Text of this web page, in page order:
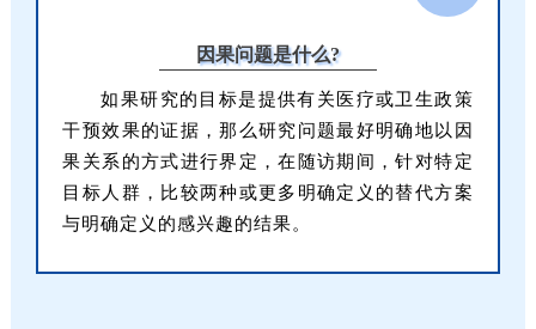
因果问题是什么?
如果研究的目标是提供有关医疗或卫生政策
干预效果的证据，那么研究问题最好明确地以因
果关系的方式进行界定，在随访期间，针对特定
目标人群，比较两种或更多明确定义的替代方案
与明确定义的感兴趣的结果。